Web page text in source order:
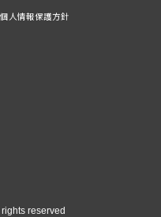
個人情報保護方針
reserved